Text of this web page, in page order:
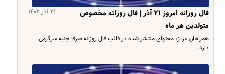
۲۱ آذر ۱۴۰۲
فال روزانه امروز ۲۱ آذر | فال روزانه مخصوص
متولدین هر ماه
​همراهان عزیز، محتوای منتشر شده در قالب فال روزانه صرفا جنبه سرگرمی
دارد.